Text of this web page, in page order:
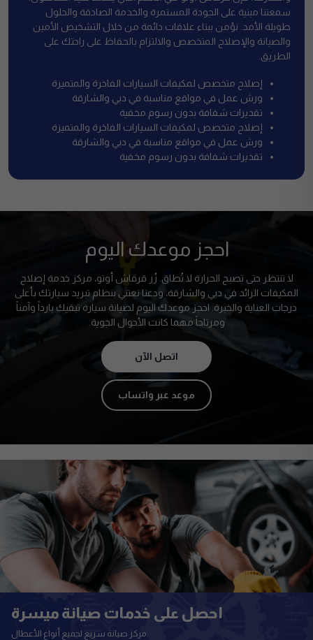
سمعتنا مبنية على الجودة المستمرة والخدمة الصادقة والحلول
طويلة الأمد. نؤمن ببناء علاقات دائمة من خلال التشخيص الأمين
والصيانة والإصلاح المتخصص والالتزام بالحفاظ على راحتك على
الطريق.
إصلاح متخصص لمكيفات السيارات الفاخرة والمتميزة
ورش عمل في مواقع مناسبة في دبي والشارقة
تقديرات شفافة بدون رسوم مخفية
إصلاح متخصص لمكيفات السيارات الفاخرة والمتميزة
ورش عمل في مواقع مناسبة في دبي والشارقة
تقديرات شفافة بدون رسوم مخفية
احجز موعدك اليوم
لا تنتظر حتى تصبح الحرارة لا تُطاق. زُر قرقاش أوتو، مركز خدمة إصلاح
المكيفات الرائد في دبي والشارقة، ودعنا نعتني بنظام تبريد سيارتك بأعلى
درجات العناية والخبرة. احجز موعدك اليوم لصيانة سيارة تبقيك بارداً وآمناً
ومرتاحاً مهما كانت الأحوال الجوية.
اتصل الآن
موعد عبر واتساب
احصل على خدمات صيانة ميسرة
مركز صيانة سريع لجميع أنواع الأعطال.